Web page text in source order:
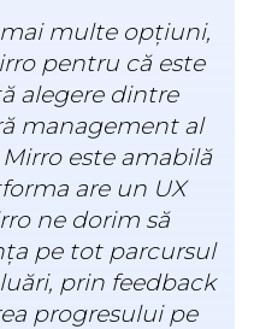
multe opțiuni,
pentru că este
alegere dintre
management al
este amabilă
are un UX
ne dorim să
pe tot parcursul
prin feedback
progresului pe